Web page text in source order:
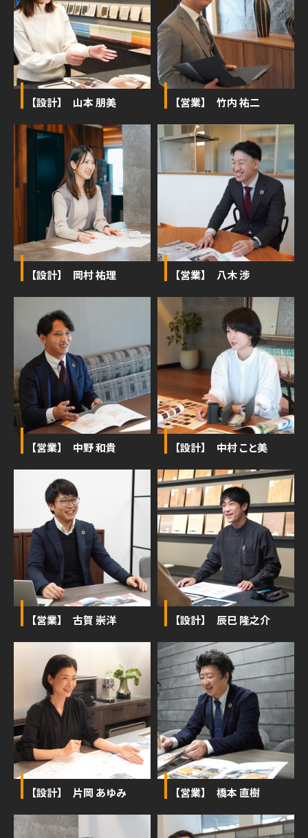
【設計】 山本 朋美 【営業】 竹内 祐二
【設計】 岡村 祐理 【営業】 八木 渉
【営業】 中野 和貴 【設計】 中村 こと美
【営業】 古賀 崇洋 【設計】 辰巳 隆之介
【設計】 片岡 あゆみ 【営業】 橋本 直樹